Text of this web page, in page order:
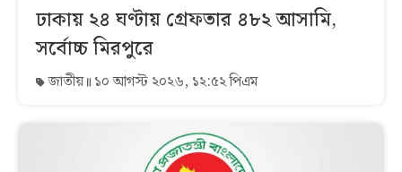
ঢাকায় ২৪ ঘণ্টায় গ্রেফতার ৪৮২ আসামি,
সর্বোচ্চ মিরপুরে
জাতীয় ১০ আগস্ট ২০২৬, ১২:৫২ পিএম